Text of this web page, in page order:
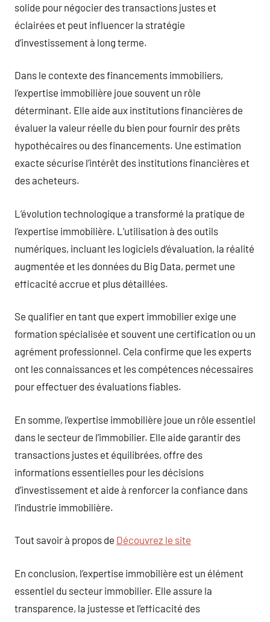
solide pour négocier des transactions justes et
éclairées et peut influencer la stratégie
d’investissement à long terme.
Dans le contexte des financements immobiliers,
l’expertise immobilière joue souvent un rôle
déterminant. Elle aide aux institutions financières de
évaluer la valeur réelle du bien pour fournir des prêts
hypothécaires ou des financements. Une estimation
exacte sécurise l’intérêt des institutions financières et
des acheteurs.
L’évolution technologique a transformé la pratique de
l’expertise immobilière. L’utilisation à des outils
numériques, incluant les logiciels d’évaluation, la réalité
augmentée et les données du Big Data, permet une
efficacité accrue et plus détaillées.
Se qualifier en tant que expert immobilier exige une
formation spécialisée et souvent une certification ou un
agrément professionnel. Cela confirme que les experts
ont les connaissances et les compétences nécessaires
pour effectuer des évaluations fiables.
En somme, l’expertise immobilière joue un rôle essentiel
dans le secteur de l’immobilier. Elle aide garantir des
transactions justes et équilibrées, offre des
informations essentielles pour les décisions
d’investissement et aide à renforcer la confiance dans
l’industrie immobilière.
Tout savoir à propos de Découvrez le site
En conclusion, l’expertise immobilière est un élément
essentiel du secteur immobilier. Elle assure la
transparence, la justesse et l’efficacité des